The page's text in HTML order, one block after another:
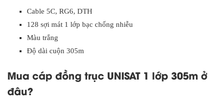
Cable 5C, RG6, DTH
128 sợi mát 1 lớp bạc chống nhiễu
Màu trắng
Độ dài cuộn 305m
Mua cáp đồng trục UNISAT 1 lớp 305m ở
đâu?